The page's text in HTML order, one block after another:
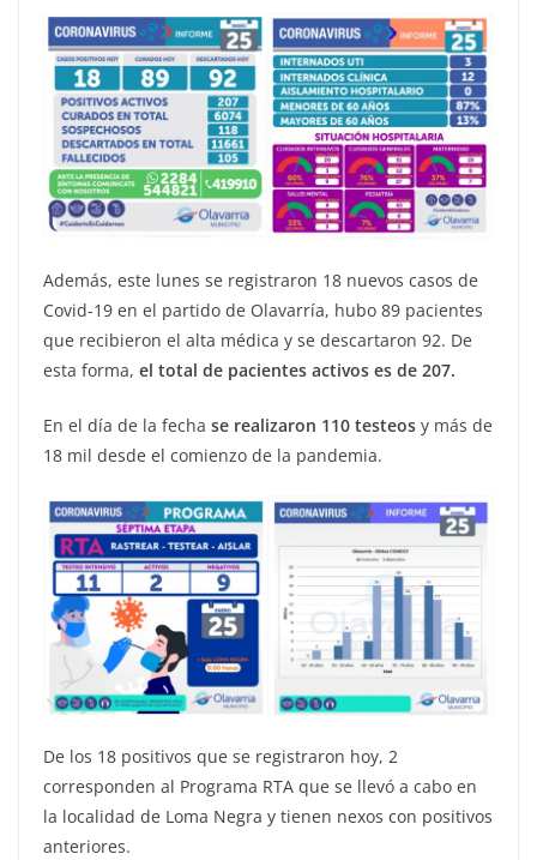
Además, este lunes se registraron 18 nuevos casos de
Covid-19 en el partido de Olavarría, hubo 89 pacientes
que recibieron el alta médica y se descartaron 92. De
esta forma, el total de pacientes activos es de 207.
En el día de la fecha se realizaron 110 testeos y más de
18 mil desde el comienzo de la pandemia.
De los 18 positivos que se registraron hoy, 2
corresponden al Programa RTA que se llevó a cabo en
la localidad de Loma Negra y tienen nexos con positivos
anteriores.